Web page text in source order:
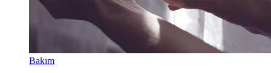
Bakım